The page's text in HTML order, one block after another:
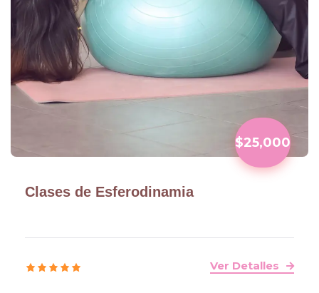
$25,000
Clases de Esferodinamia
Ver Detalles